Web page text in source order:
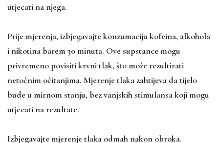
utjecati na njega.
Prije mjerenja, izbjegavajte konzumaciju kofeina, alkohola
i nikotina barem 30 minuta. Ove supstance mogu
privremeno povisiti krvni tlak, što može rezultirati
netočnim očitanjima. Mjerenje tlaka zahtijeva da tijelo
bude u mirnom stanju, bez vanjskih stimulansa koji mogu
utjecati na rezultate.
Izbjegavajte mjerenje tlaka odmah nakon obroka.